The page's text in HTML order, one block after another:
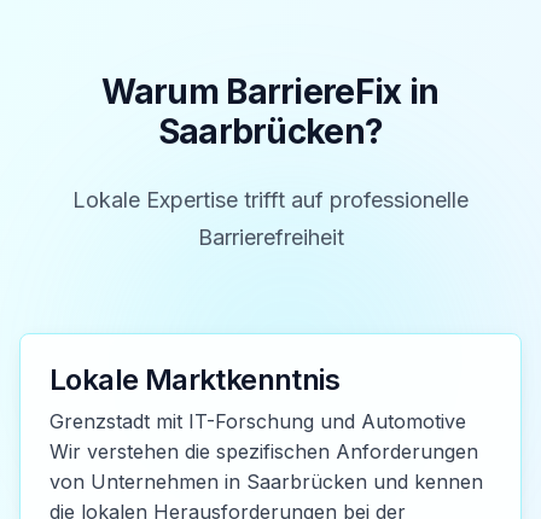
Warum BarriereFix in
Saarbrücken?
Lokale Expertise trifft auf professionelle
Barrierefreiheit
Lokale Marktkenntnis
Grenzstadt mit IT-Forschung und Automotive
Wir verstehen die spezifischen Anforderungen
von Unternehmen in Saarbrücken und kennen
die lokalen Herausforderungen bei der